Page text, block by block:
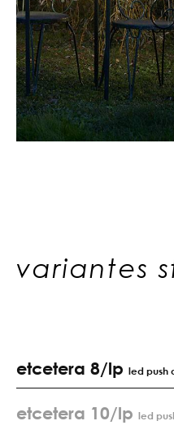
variantes
etcetera 8/lp led push
etcetera 10/lp led